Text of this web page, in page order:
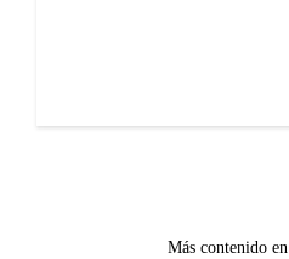
Más contenido en